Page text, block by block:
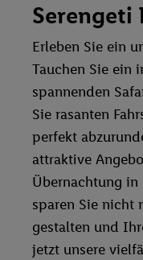
Serengeti
Erleben Sie ein
Tauchen Sie ein
spannenden
Sie rasanten
perfekt
attraktive
Übernachtung in
sparen Sie nicht
gestalten und
jetzt unsere